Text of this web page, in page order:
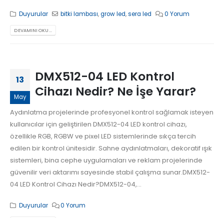
Duyurular bitki lambası,grow led,sera led 0 Yorum
DEVAMINI OKU...
13
May
DMX512-04 LED Kontrol
Cihazı Nedir? Ne İşe Yarar?
Aydınlatma projelerinde profesyonel kontrol sağlamak isteyen
kullanıcılar için geliştirilen DMX512-04 LED kontrol cihazı,
özellikle RGB, RGBW ve pixel LED sistemlerinde sıkça tercih
edilen bir kontrol ünitesidir. Sahne aydınlatmaları, dekoratif ışık
sistemleri, bina cephe uygulamaları ve reklam projelerinde
güvenilir veri aktarımı sayesinde stabil çalışma sunar.DMX512-
04 LED Kontrol Cihazı Nedir?DMX512-04,...
Duyurular 0 Yorum